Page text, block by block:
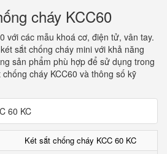
cháy KCC60
với các mẫu khoá cơ, điện tử, vân tay.
sắt chống cháy mini với khả năng
sản phẩm phù hợp để sử dụng trong
cháy KCC60 và thông số kỹ
Két sắt chống cháy KCC 60 KC